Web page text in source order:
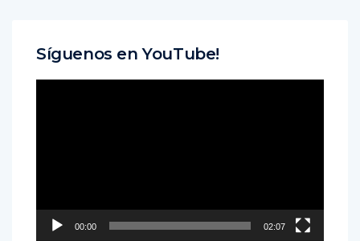
Síguenos en YouTube!
00:00 02:07